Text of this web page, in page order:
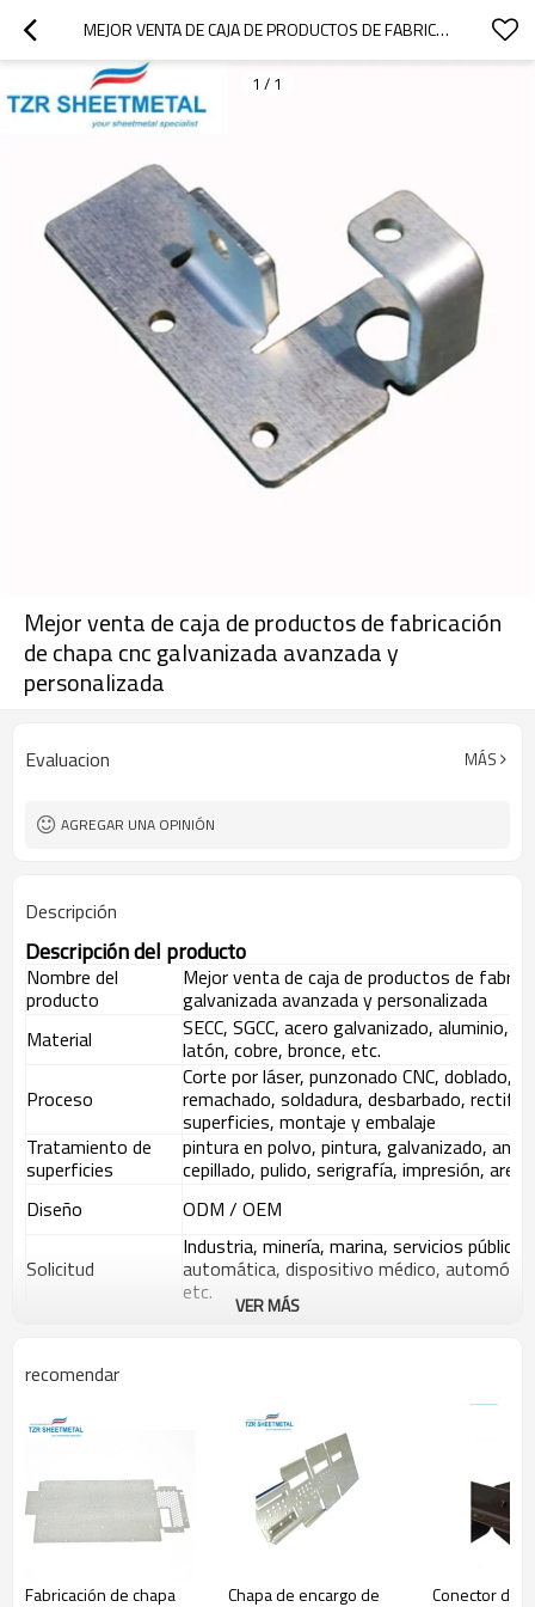
MEJOR VENTA DE CAJA DE PRODUCTOS DE FABRICACIÓN DE CHAPA CNC GALVANIZADA AVANZADA Y PERSONALIZADA
1 / 1
Mejor venta de caja de productos de fabricación
de chapa cnc galvanizada avanzada y
personalizada
Evaluacion MÁS
AGREGAR UNA OPINIÓN
Descripción
Descripción del producto
Nombre del
producto
Mejor venta de caja de productos de
galvanizada avanzada y personalizada
Material
SECC, SGCC, acero galvanizado, aluminio,
latón, cobre, bronce, etc.
Proceso
Corte por láser, punzonado CNC, doblado,
remachado, soldadura, desbarbado,
superficies, montaje y embalaje
Tratamiento de
superficies
pintura en polvo, pintura, galvanizado,
cepillado, pulido, serigrafía, impresión,
Diseño
ODM / OEM
Solicitud
Industria, minería, marina, servicios
automática, dispositivo médico,
etc.
Pago
Corte por láser
El nivel de precisión y el acabado del borde logrado con
la solución de corte por láseres mejor que los
métodos de corte convencionales
Es capaz de lograr bordes limpios sin ninguna
formación de polvo o rebabas. De hecho, la capacidad
contaminación del material le da una ventaja sobre
VER MÁS
recomendar
Fabricación de chapa
Chapa de encargo de
Conector de